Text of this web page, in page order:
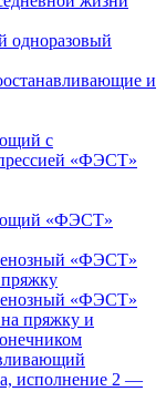
одноразовый
и
с
«ФЭСТ»
«ФЭСТ»
«ФЭСТ»
«ФЭСТ»
пряжку и
исполнение 2 —